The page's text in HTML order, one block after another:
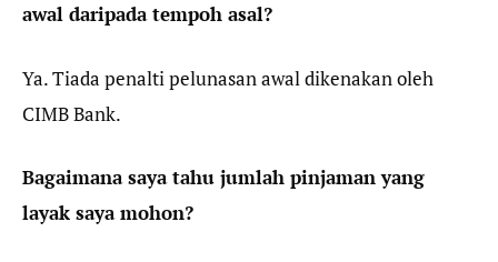
awal daripada tempoh asal?
Ya. Tiada penalti pelunasan awal dikenakan oleh
CIMB Bank.
Bagaimana saya tahu jumlah pinjaman yang
layak saya mohon?